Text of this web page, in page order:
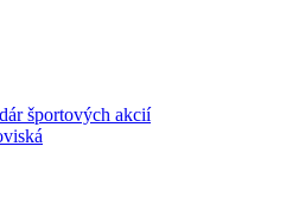
športových akcií